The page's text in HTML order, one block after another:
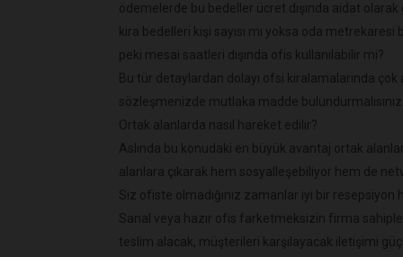
ödemelerde bu bedeller ücret dışında aidat olarak
kira bedelleri kişi sayısı mı yoksa oda
peki mesai saatleri dışında ofis kullanılabilir mi?
Bu tür detaylardan dolayı ofsi kiralamalarında
sözleşmenizde mutlaka madde
Ortak alanlarda nasıl hareket edilir?
Aslında bu konudaki en büyük avantaj ortak
alanlara çıkarak hem sosyalleşebiliyor hem de
Siz ofiste olmadığınız zamanlar iyi bir
Sanal veya hazır ofis farketmeksizin firma
teslim alacak, müşterileri karşılayacak iletişimi